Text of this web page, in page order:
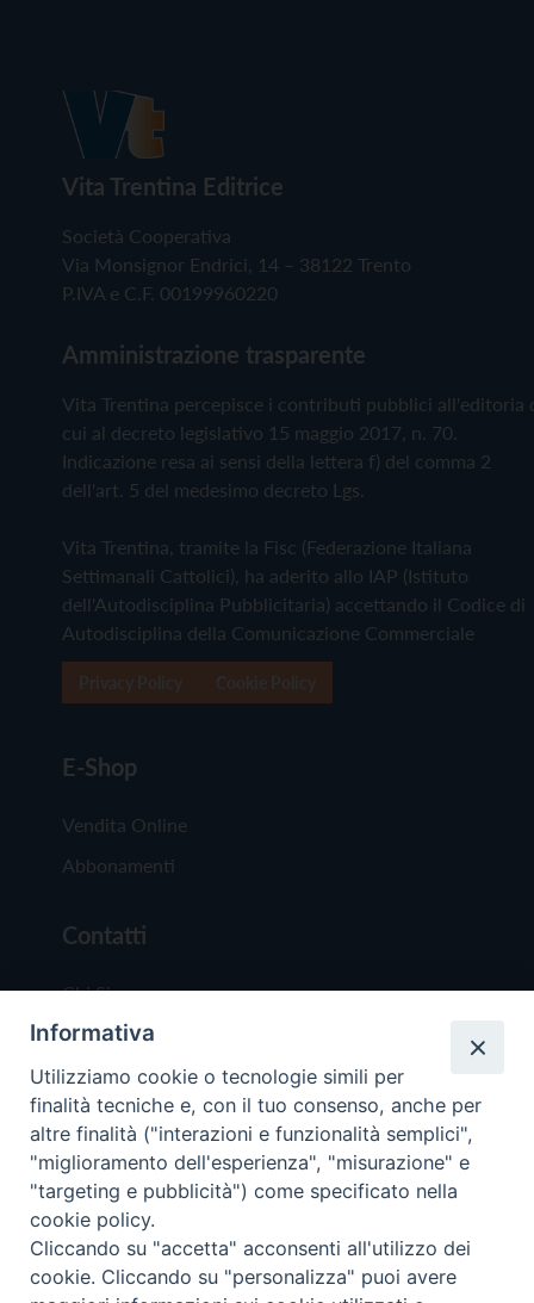
Vita Trentina Editrice
Società Cooperativa
Via Monsignor Endrici, 14 – 38122 Trento
P.IVA e C.F. 00199960220
Amministrazione trasparente
Vita Trentina percepisce i contributi pubblici all'editoria
cui al decreto legislativo 15 maggio 2017, n. 70.
Indicazione resa ai sensi della lettera f) del comma 2
dell'art. 5 del medesimo decreto Lgs.
Vita Trentina, tramite la Fisc (Federazione Italiana
Settimanali Cattolici), ha aderito allo IAP (Istituto
dell'Autodisciplina Pubblicitaria) accettando il Codice di
Autodisciplina della Comunicazione Commerciale
E-Shop
Vendita Online
Abbonamenti
Contatti
Chi Siamo
Redazione
Scrivici
Copyright © 2019 - Tutti i diritti riservati - Vita
Trentina Editrice
Informativa
Utilizziamo cookie o tecnologie simili per
finalità tecniche e, con il tuo consenso, anche per
altre finalità ("interazioni e funzionalità semplici",
"miglioramento dell'esperienza", "misurazione" e
"targeting e pubblicità") come specificato nella
cookie policy.
Cliccando su "accetta" acconsenti all'utilizzo dei
cookie. Cliccando su "personalizza" puoi avere